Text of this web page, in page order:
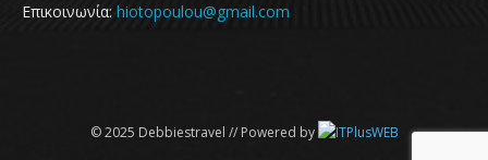
Επικοινωνία: hiotopoulou@gmail.com
© 2025 Debbiestravel // Powered by